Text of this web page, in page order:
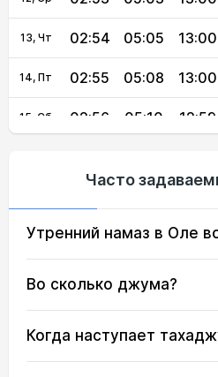
13, Чт 02:54 05:05 13:00
14, Пт 02:55 05:08 13:00
15, Сб 02:56 05:10 12:59
18, Вт 02:59 05:17 12:59
19, Ср 03:00 05:19
03:01 05:22 12:58
Часто
Утренний намаз в Оле
Во сколько джума?
Когда наступает